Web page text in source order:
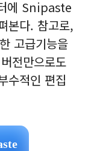
에 Snipaste
본다. 참고로,
고급기능을
전만으로도
수적인 편집